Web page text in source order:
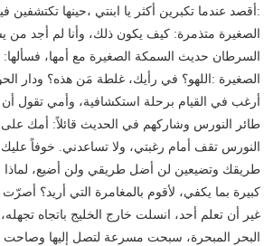
:أقصد عندما تكبرين أكثر يا ابنتي ،حينها تكتشفين
الصغيرة متذمرة: كيف يكون ذلك، وأنا لم أجد من
السرطان حديث السمكة الصغيرة مع أمها، فسألها:
الصغيرة :اللهو؟ في رأيك، غلطة مَن هذه؟ ودار
أرغب في القيام برحلة استكشافية، وأمي تقول أن
طائر النورس وشاركهم في الحديث قائلاً: أمك على
النورس تقف أمام رغبتي، ولا تساعدني.‏ خوفاً
طريقك وتضيعين لن أضل طريقي ولن أضيع، لماذا
كبيرة بما يكفي، لأقوم بالمغامرة التي أريد؟‏
غير أن تعلم أحد، انسلت خارج الخليج باتجاه
البحر المبحرة، سبحت مسرعة لتصل إليها وصاحت :